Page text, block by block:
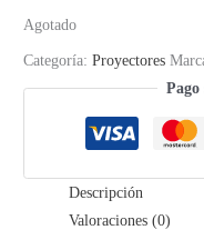
Agotado
Categoría:Proyectores
Pago
Descripción
Valoraciones (0)